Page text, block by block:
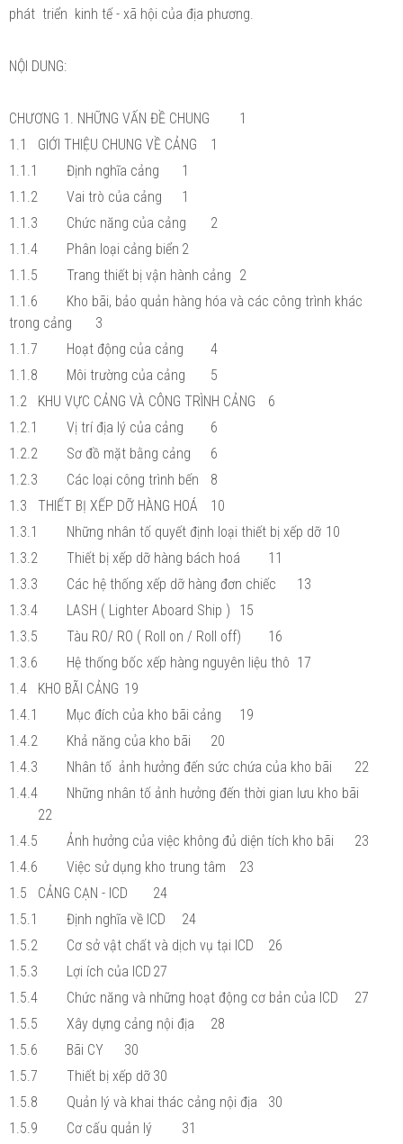
phát triển kinh tế - xã hội của địa phương.
NỘI DUNG:
CHƯƠNG 1. NHỮNG VẤN ĐỀ CHUNG
1
1.1
GIỚI THIỆU CHUNG VỀ CẢNG
1
1.1.1
Định nghĩa cảng
1
1.1.2
Vai trò của cảng
1
1.1.3
Chức năng của cảng
2
1.1.4
Phân loại cảng biển 2
1.1.5
Trang thiết bị vận hành cảng 2
1.1.6
Kho bãi, bảo quản hàng hóa và các công trình khác
trong cảng
3
1.1.7
Hoạt động của cảng
4
1.1.8
Môi trường của cảng
5
1.2
KHU VỰC CẢNG VÀ CÔNG TRÌNH CẢNG
6
1.2.1
Vị trí địa lý của cảng
6
1.2.2
Sơ đồ mặt bằng cảng
6
1.2.3
Các loại công trình bến
8
1.3
THIẾT BỊ XẾP DỠ HÀNG HOÁ
10
1.3.1
Những nhân tố quyết định loại thiết bị xếp dỡ 10
1.3.2
Thiết bị xếp dỡ hàng bách hoá
11
1.3.3
Các hệ thống xếp dỡ hàng đơn chiếc
13
1.3.4
LASH ( Lighter Aboard Ship )
15
1.3.5
Tàu RO/ RO ( Roll on / Roll off)
16
1.3.6
Hệ thống bốc xếp hàng nguyên liệu thô 17
1.4
KHO BÃI CẢNG 19
1.4.1
Mục đích của kho bãi cảng
19
1.4.2
Khả năng của kho bãi
20
1.4.3
Nhân tố ảnh hưởng đến sức chứa của kho bãi
22
1.4.4
Những nhân tố ảnh hưởng đến thời gian lưu kho bãi
22
1.4.5
Ảnh hưởng của việc không đủ diện tích kho bãi
23
1.4.6
Việc sử dụng kho trung tâm
23
1.5
CẢNG CẠN - ICD
24
1.5.1
Định nghĩa về ICD
24
1.5.2
Cơ sở vật chất và dịch vụ tại ICD
26
1.5.3
Lợi ích của ICD 27
1.5.4
Chức năng và những hoạt động cơ bản của ICD
27
1.5.5
Xây dựng cảng nội địa
28
1.5.6
Bãi CY
30
1.5.7
Thiết bị xếp dỡ 30
1.5.8
Quản lý và khai thác cảng nội địa
30
1.5.9
Cơ cấu quản lý
31